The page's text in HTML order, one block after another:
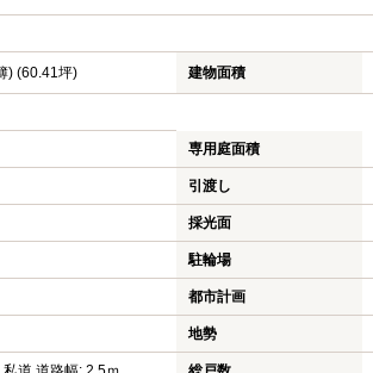
) (60.41坪) 建物面積
専用庭面積
引渡し
採光面
駐輪場
都市計画
地勢